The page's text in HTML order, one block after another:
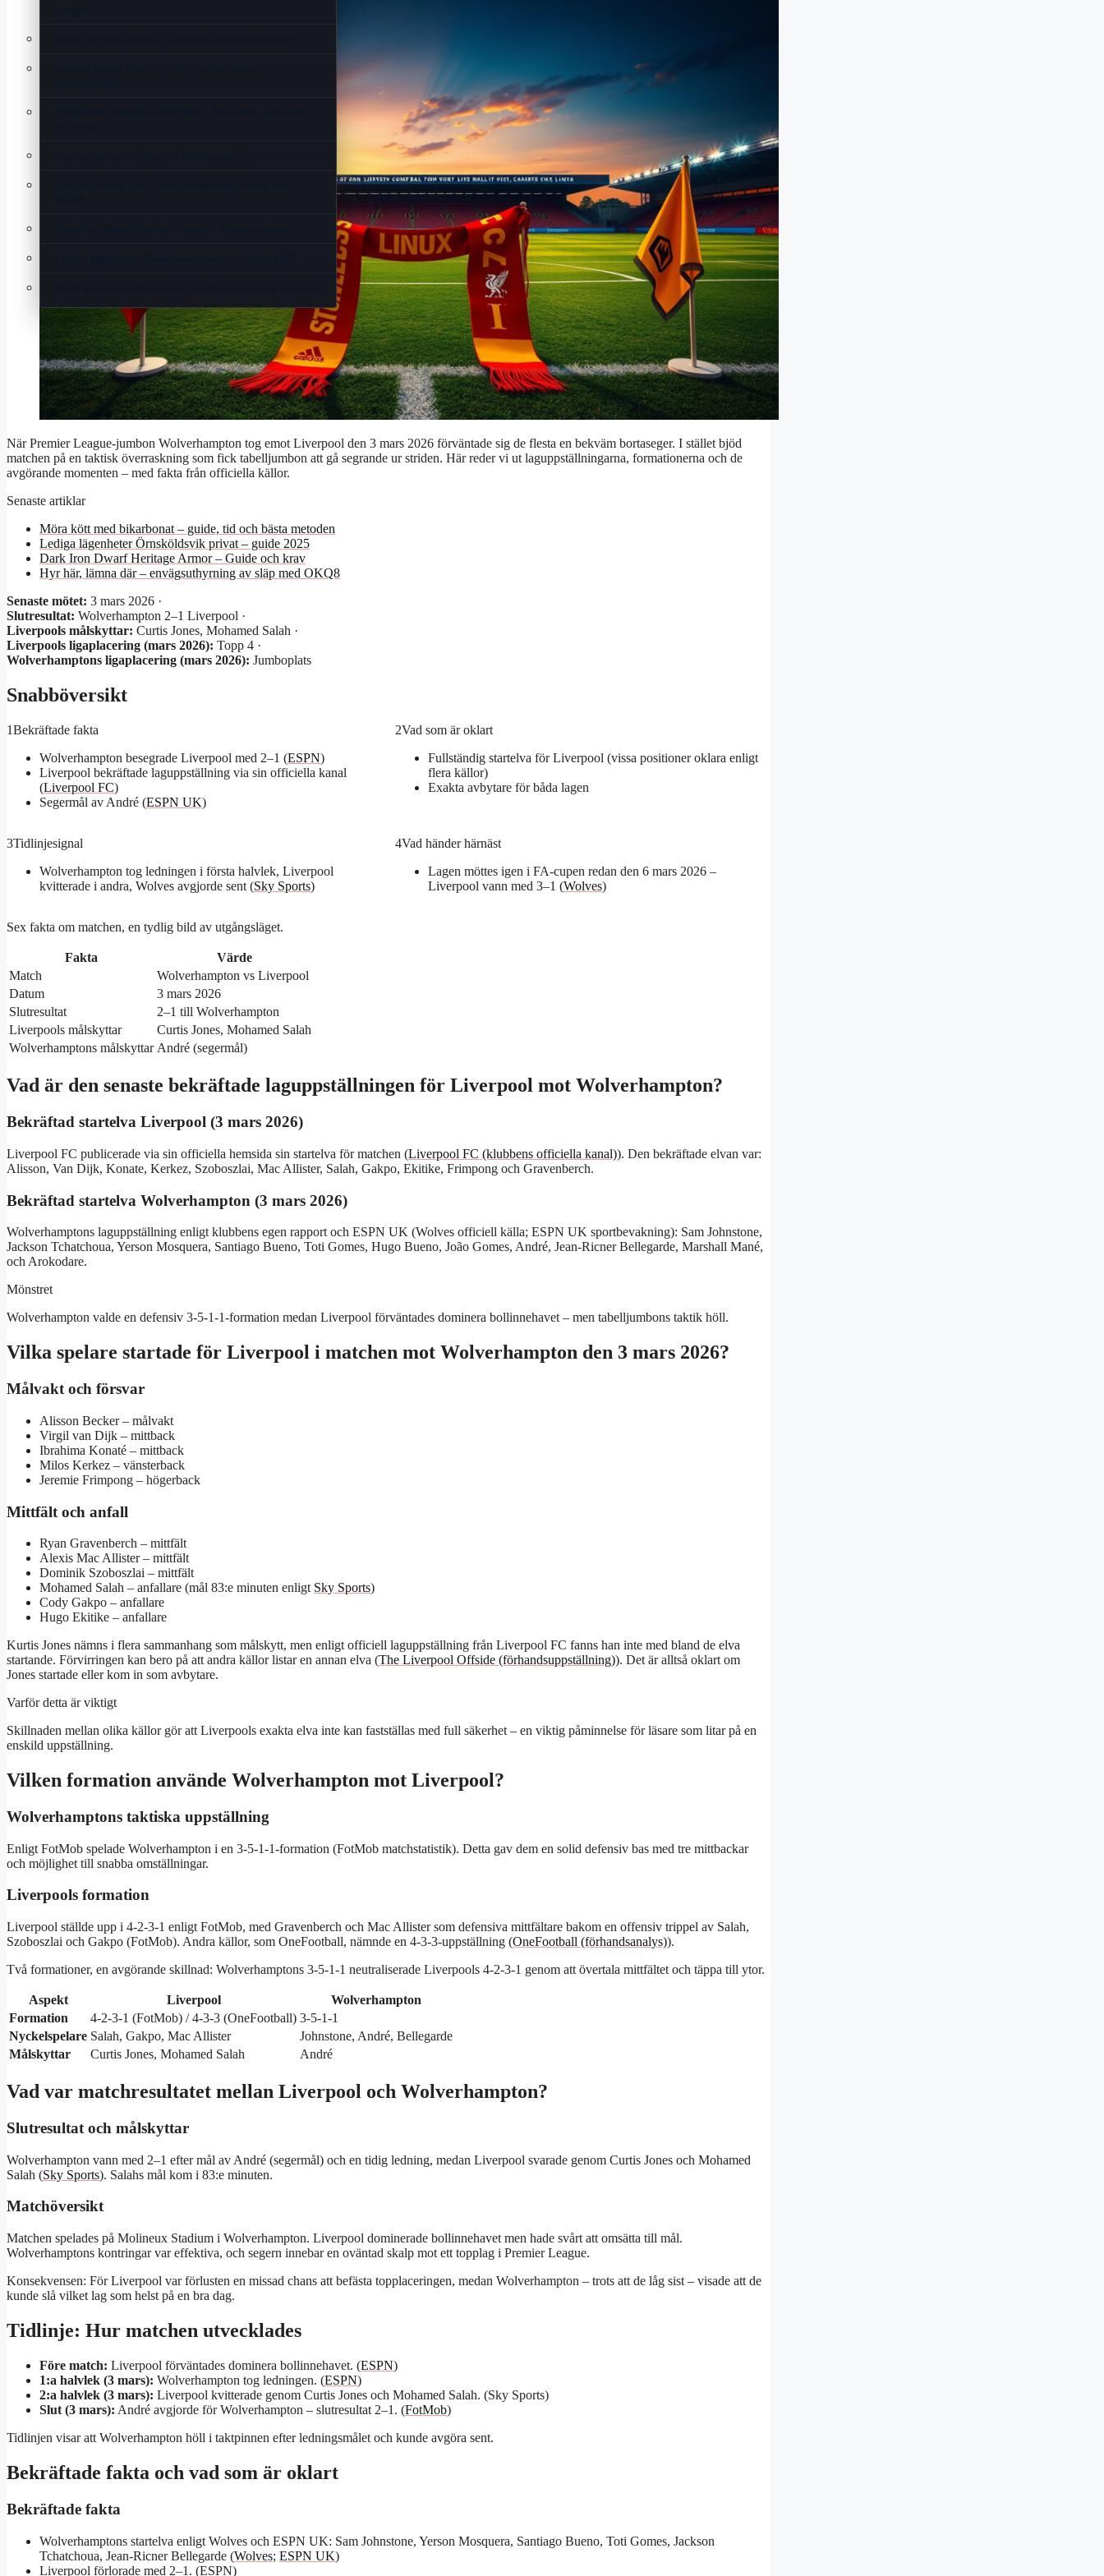
När Premier League-jumbon Wolverhampton tog emot Liverpool den 3 mars 2026 förväntade sig de flesta en bekväm bortaseger. I stället bjöd
matchen på en taktisk överraskning som fick tabelljumbon att gå segrande ur striden. Här reder vi ut laguppställningarna, formationerna och de
avgörande momenten – med fakta från officiella källor.
Senaste artiklar
Möra kött med bikarbonat – guide, tid och bästa metoden
Lediga lägenheter Örnsköldsvik privat – guide 2025
Dark Iron Dwarf Heritage Armor – Guide och krav
Hyr här, lämna där – envägsuthyrning av släp med OKQ8
Senaste mötet: 3 mars 2026 ·
Slutresultat: Wolverhampton 2–1 Liverpool ·
Liverpools målskyttar: Curtis Jones, Mohamed Salah ·
Liverpools ligaplacering (mars 2026): Topp 4 ·
Wolverhamptons ligaplacering (mars 2026): Jumboplats
Snabböversikt
1Bekräftade fakta
Wolverhampton besegrade Liverpool med 2–1 (ESPN)
Liverpool bekräftade laguppställning via sin officiella kanal
(Liverpool FC)
Segermål av André (ESPN UK)
2Vad som är oklart
Fullständig startelva för Liverpool (vissa positioner oklara enligt
flera källor)
Exakta avbytare för båda lagen
3Tidlinjesignal
Wolverhampton tog ledningen i första halvlek, Liverpool
kvitterade i andra, Wolves avgjorde sent (Sky Sports)
4Vad händer härnäst
Lagen möttes igen i FA-cupen redan den 6 mars 2026 –
Liverpool vann med 3–1 (Wolves)
Sex fakta om matchen, en tydlig bild av utgångsläget.
Fakta
Värde
Match
Wolverhampton vs Liverpool
Datum
3 mars 2026
Slutresultat
2–1 till Wolverhampton
Liverpools målskyttar
Curtis Jones, Mohamed Salah
Wolverhamptons målskyttar André (segermål)
Vad är den senaste bekräftade laguppställningen för Liverpool mot Wolverhampton?
Bekräftad startelva Liverpool (3 mars 2026)
Liverpool FC publicerade via sin officiella hemsida sin startelva för matchen (Liverpool FC (klubbens officiella kanal)). Den bekräftade elvan var:
Alisson, Van Dijk, Konate, Kerkez, Szoboszlai, Mac Allister, Salah, Gakpo, Ekitike, Frimpong och Gravenberch.
Bekräftad startelva Wolverhampton (3 mars 2026)
Wolverhamptons laguppställning enligt klubbens egen rapport och ESPN UK (Wolves officiell källa; ESPN UK sportbevakning): Sam Johnstone,
Jackson Tchatchoua, Yerson Mosquera, Santiago Bueno, Toti Gomes, Hugo Bueno, João Gomes, André, Jean-Ricner Bellegarde, Marshall Mané,
och Arokodare.
Mönstret
Wolverhampton valde en defensiv 3-5-1-1-formation medan Liverpool förväntades dominera bollinnehavet – men tabelljumbons taktik höll.
Vilka spelare startade för Liverpool i matchen mot Wolverhampton den 3 mars 2026?
Målvakt och försvar
Alisson Becker – målvakt
Virgil van Dijk – mittback
Ibrahima Konaté – mittback
Milos Kerkez – vänsterback
Jeremie Frimpong – högerback
Mittfält och anfall
Ryan Gravenberch – mittfält
Alexis Mac Allister – mittfält
Dominik Szoboszlai – mittfält
Mohamed Salah – anfallare (mål 83:e minuten enligt Sky Sports)
Cody Gakpo – anfallare
Hugo Ekitike – anfallare
Kurtis Jones nämns i flera sammanhang som målskytt, men enligt officiell laguppställning från Liverpool FC fanns han inte med bland de elva
startande. Förvirringen kan bero på att andra källor listar en annan elva (The Liverpool Offside (förhandsuppställning)). Det är alltså oklart om
Jones startade eller kom in som avbytare.
Varför detta är viktigt
Skillnaden mellan olika källor gör att Liverpools exakta elva inte kan fastställas med full säkerhet – en viktig påminnelse för läsare som litar på en
enskild uppställning.
Vilken formation använde Wolverhampton mot Liverpool?
Wolverhamptons taktiska uppställning
Enligt FotMob spelade Wolverhampton i en 3-5-1-1-formation (FotMob matchstatistik). Detta gav dem en solid defensiv bas med tre mittbackar
och möjlighet till snabba omställningar.
Liverpools formation
Liverpool ställde upp i 4-2-3-1 enligt FotMob, med Gravenberch och Mac Allister som defensiva mittfältare bakom en offensiv trippel av Salah,
Szoboszlai och Gakpo (FotMob). Andra källor, som OneFootball, nämnde en 4-3-3-uppställning (OneFootball (förhandsanalys)).
Två formationer, en avgörande skillnad: Wolverhamptons 3-5-1-1 neutraliserade Liverpools 4-2-3-1 genom att övertala mittfältet och täppa till ytor.
Aspekt Liverpool
Wolverhampton
Formation
4-2-3-1 (FotMob) / 4-3-3 (OneFootball) 3-5-1-1
Nyckelspelare Salah, Gakpo, Mac Allister
Johnstone, André, Bellegarde
Målskyttar
Curtis Jones, Mohamed Salah André
Vad var matchresultatet mellan Liverpool och Wolverhampton?
Slutresultat och målskyttar
Wolverhampton vann med 2–1 efter mål av André (segermål) och en tidig ledning, medan Liverpool svarade genom Curtis Jones och Mohamed
Salah (Sky Sports). Salahs mål kom i 83:e minuten.
Matchöversikt
Matchen spelades på Molineux Stadium i Wolverhampton. Liverpool dominerade bollinnehavet men hade svårt att omsätta till mål.
Wolverhamptons kontringar var effektiva, och segern innebar en oväntad skalp mot ett topplag i Premier League.
Konsekvensen: För Liverpool var förlusten en missad chans att befästa topplaceringen, medan Wolverhampton – trots att de låg sist – visade att de
kunde slå vilket lag som helst på en bra dag.
Tidlinje: Hur matchen utvecklades
Före match: Liverpool förväntades dominera bollinnehavet. (ESPN)
1:a halvlek (3 mars): Wolverhampton tog ledningen. (ESPN)
2:a halvlek (3 mars): Liverpool kvitterade genom Curtis Jones och Mohamed Salah. (Sky Sports)
Slut (3 mars): André avgjorde för Wolverhampton – slutresultat 2–1. (FotMob)
Tidlinjen visar att Wolverhampton höll i taktpinnen efter ledningsmålet och kunde avgöra sent.
Bekräftade fakta och vad som är oklart
Bekräftade fakta
Wolverhamptons startelva enligt Wolves och ESPN UK: Sam Johnstone, Yerson Mosquera, Santiago Bueno, Toti Gomes, Jackson
Tchatchoua, Jean-Ricner Bellegarde (Wolves; ESPN UK)
Liverpool förlorade med 2–1. (ESPN)